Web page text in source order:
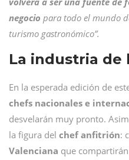
negocio para todo el mundo
turismo gastronómico”.
La industria de
En la esperada edición de
chefs nacionales e
desvelarán muy pronto.
la figura del chef anfitrión:
Valenciana que